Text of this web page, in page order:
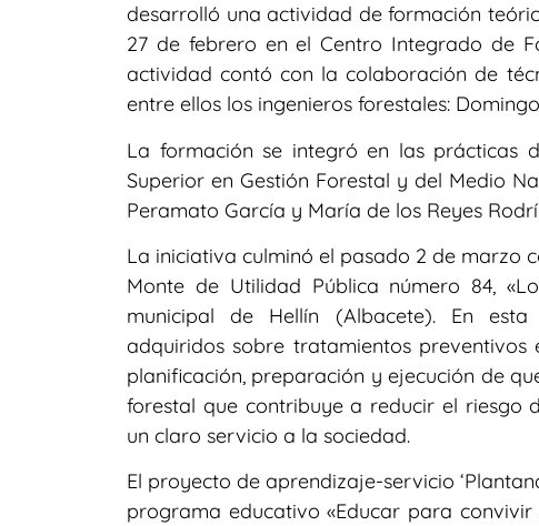
desarrolló una actividad de formación
27 de febrero en el Centro Integrado de
actividad contó con la colaboración de
entre ellos los ingenieros forestales:
La formación se integró en las prácticas
Superior en Gestión Forestal y del Medio
Peramato García y María de los Reyes
La iniciativa culminó el pasado 2 de marzo
Monte de Utilidad Pública número 84,
municipal de Hellín (Albacete). En
adquiridos sobre tratamientos
planificación, preparación y ejecución de
forestal que contribuye a reducir el riesgo
un claro servicio a la sociedad.
El proyecto de aprendizaje-servicio
programa educativo «Educar para